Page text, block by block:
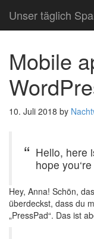
Unser täglich
Mobile
10. Juli 2018 by
Hello, here
hope
Hey, Anna! Schön,
überdeckst, dass du
„PressPad“. Das ist